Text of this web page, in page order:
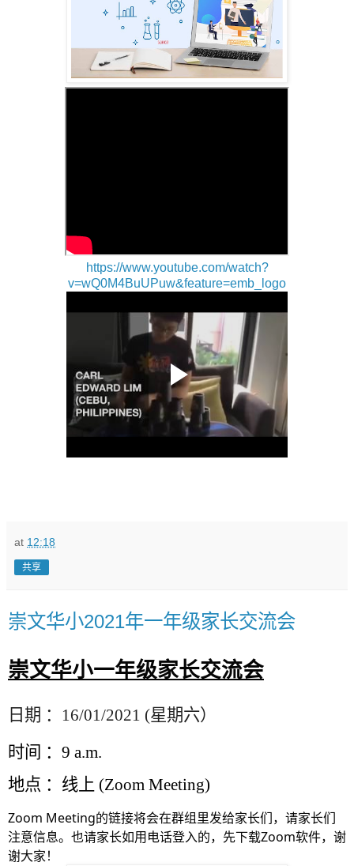
https://www.youtube.com/watch?
v=wQ0M4BuUPuw&feature=emb_logo
at 12:18
共享
崇文华小2021年一年级家长交流会
崇文华小一年级家长交流会
日期 ： 16/01/2021 (星期六）
时间 ： 9 a.m.
地点 ：线上 (Zoom Meeting)
Zoom Meeting的链接将会在群组里发给家长们，请家长们
注意信息。也请家长如用电话登入的，先下载Zoom软件，谢
谢大家！